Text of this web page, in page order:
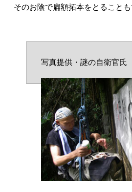
そのお陰で扁額拓本をとることも
写真提供・謎の自衛官氏